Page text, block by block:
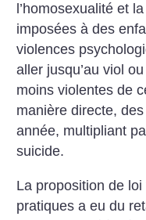
l’homosexualité et
imposées à des
violences
aller jusqu’au viol
moins violentes de
manière directe,
année, multipliant
suicide.
La proposition de
pratiques a eu du